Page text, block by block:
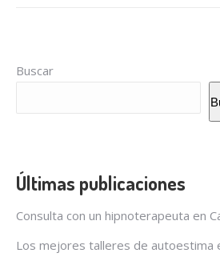
Buscar
Últimas publicaciones
Consulta con un hipnoterapeuta en
Los mejores talleres de autoestima